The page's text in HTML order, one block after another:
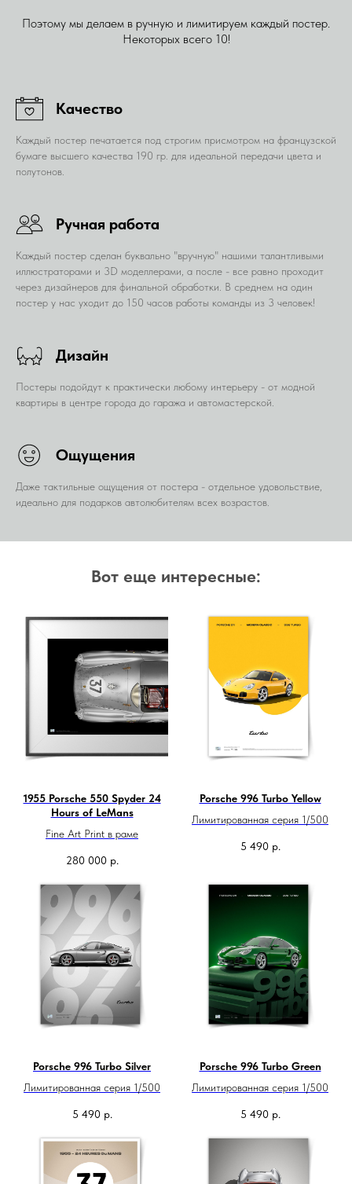
Поэтому мы делаем в ручную и лимитируем каждый постер.
Некоторых всего 10!
Качество
Каждый постер печатается под строгим присмотром на французской
бумаге высшего качества 190 гр. для идеальной передачи цвета и
полутонов.
Ручная работа
Каждый постер сделан буквально "вручную" нашими талантливыми
иллюстраторами и 3D моделлерами, а после - все равно проходит
через дизайнеров для финальной обработки. В среднем на один
постер у нас уходит до 150 часов работы команды из 3 человек!
Дизайн
Постеры подойдут к практически любому интерьеру - от модной
квартиры в центре города до гаража и автомастерской.
Ощущения
Даже тактильные ощущения от постера - отдельное удовольствие,
идеально для подарков автолюбителям всех возрастов.
Вот еще интересные:
1955 Porsche 550 Spyder 24
Hours of LeMans
Fine Art Print в раме
280 000 р.
Porsche 996 Turbo Yellow
Лимитированная серия 1/500
5 490 р.
Porsche 996 Turbo Silver
Лимитированная серия 1/500
5 490 р.
Porsche 996 Turbo Green
Лимитированная серия 1/500
5 490 р.